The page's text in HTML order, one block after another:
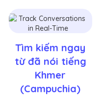
Tìm kiếm ngay
từ đã nói tiếng
Khmer
(Campuchia)